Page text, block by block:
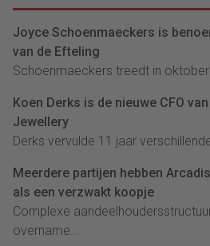
Joyce Schoenmaeckers is
van de Efteling
Schoenmaeckers treedt in oktober
Koen Derks is de nieuwe CFO
Jewellery
Derks vervulde 11 jaar
Meerdere partijen hebben
als een verzwakt koopje
Complexe
overname...